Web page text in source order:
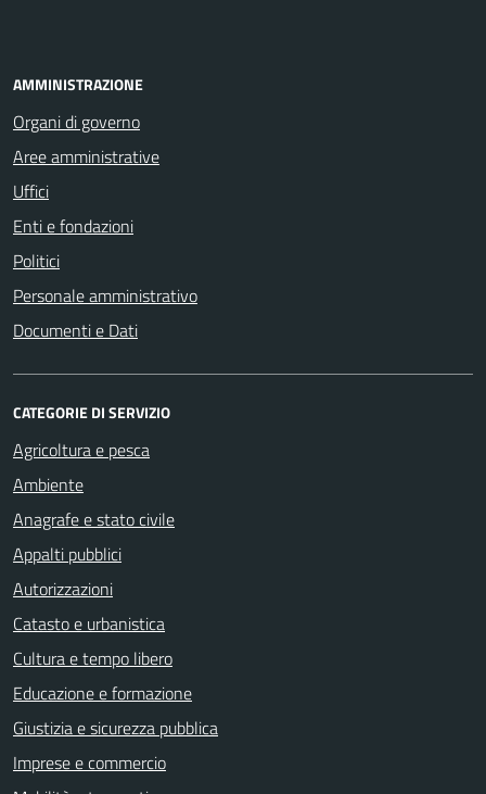
AMMINISTRAZIONE
Organi di governo
Aree amministrative
Uffici
Enti e fondazioni
Politici
Personale amministrativo
Documenti e Dati
CATEGORIE DI SERVIZIO
Agricoltura e pesca
Ambiente
Anagrafe e stato civile
Appalti pubblici
Autorizzazioni
Catasto e urbanistica
Cultura e tempo libero
Educazione e formazione
Giustizia e sicurezza pubblica
Imprese e commercio